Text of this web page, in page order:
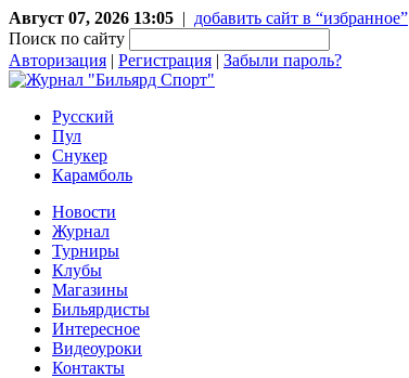
Август 07, 2026 13:05 | добавить сайт в “избранное”
Поиск по сайту
Авторизация | Регистрация | Забыли пароль?
Русский
Пул
Снукер
Карамболь
Новости
Журнал
Турниры
Клубы
Магазины
Бильярдисты
Интересное
Видеоуроки
Контакты